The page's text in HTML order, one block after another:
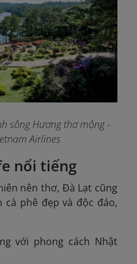
sông Hương thơ mộng -
Airlines
nổi tiếng
nên thơ, Đà Lạt cũng
phê đẹp và độc đáo,
với phong cách Nhật